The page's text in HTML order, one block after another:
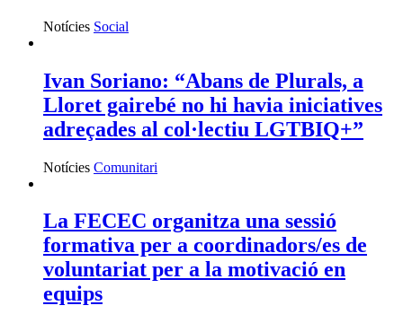
Notícies Social
Ivan Soriano: “Abans de Plurals, a
Lloret gairebé no hi havia iniciatives
adreçades al col·lectiu LGTBIQ+”
Notícies Comunitari
La FECEC organitza una sessió
formativa per a coordinadors/es de
voluntariat per a la motivació en
equips